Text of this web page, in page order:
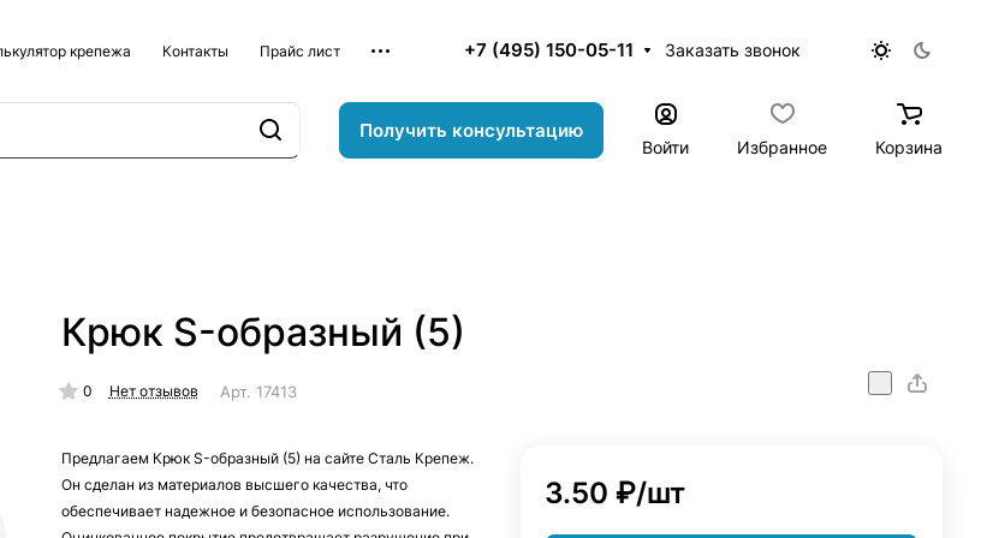
крепежа Контакты Прайс лист +7 (495) 150-05-11 Заказать звонок
Получить консультацию
Войти Избранное Корзина
Крюк S-образный (5)
0 Нет отзывов Арт. 17413
Предлагаем Крюк S-образный (5) на сайте Сталь Крепеж.
Он сделан из материалов высшего качества, что
обеспечивает надежное и безопасное использование.
3.50 ₽/шт